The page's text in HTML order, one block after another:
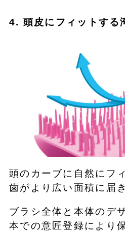
4. 頭皮にフィットする
頭のカーブに自然にフ
歯がより広い面積に届
ブラシ全体と本体のデ
本での意匠登録により